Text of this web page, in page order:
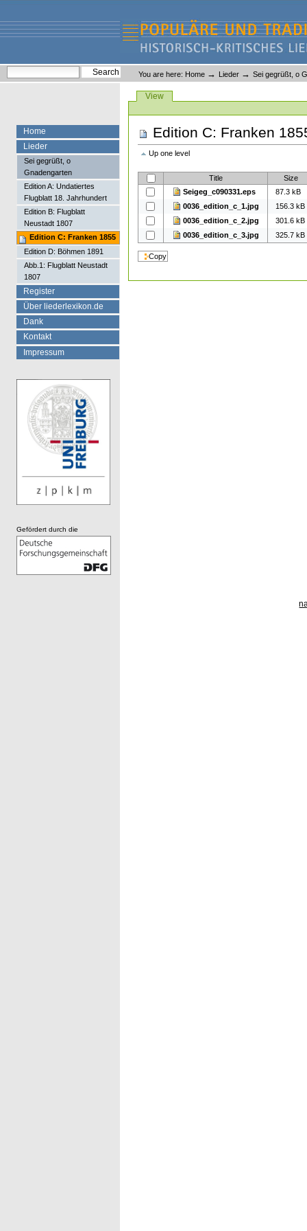
content.
navigation
Liederlexikon
Personal
tools
You are here: Home → Lieder → Sei gegrüßt, o
ViewsView
Edition C: Franken
Up one level
Title
Size
Seigeg_c090331.eps
87.3 kB
0036_edition_c_1.jpg
156.3 kB
0036_edition_c_2.jpg
301.6 kB
0036_edition_c_3.jpg
325.7 kB
Home
Lieder
Sei gegrüßt, o
Gnadengarten
Edition A: Undatiertes
Flugblatt 18. Jahrhundert
Edition B: Flugblatt
Neustadt 1807
Edition C: Franken 1855
Edition D: Böhmen 1891
Abb.1: Flugblatt Neustadt
1807
Register
Über liederlexikon.de
Dank
Kontakt
Impressum
Gefördert durch die